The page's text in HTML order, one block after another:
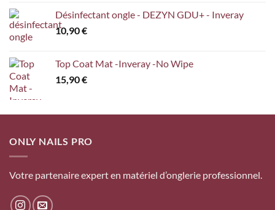
Désinfectant ongle - DEZYN GDU+ - Inveray
10,90€
Top Coat Mat -Inveray -No Wipe
15,90€
ONLY NAILS PRO
Votre partenaire expert en matériel d’onglerie professionnel.